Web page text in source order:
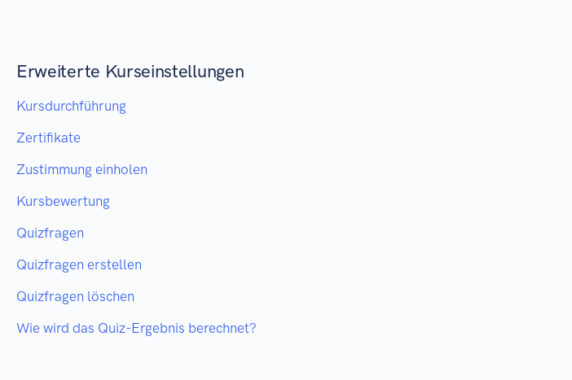
Erweiterte Kurseinstellungen
Kursdurchführung
Zertifikate
Zustimmung einholen
Kursbewertung
Quizfragen
Quizfragen erstellen
Quizfragen löschen
Wie wird das Quiz-Ergebnis berechnet?